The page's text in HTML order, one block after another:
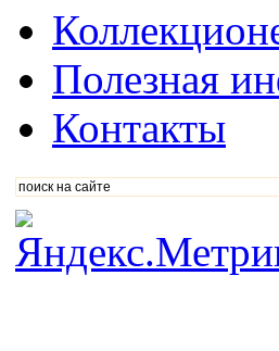
Полезная
Контакты